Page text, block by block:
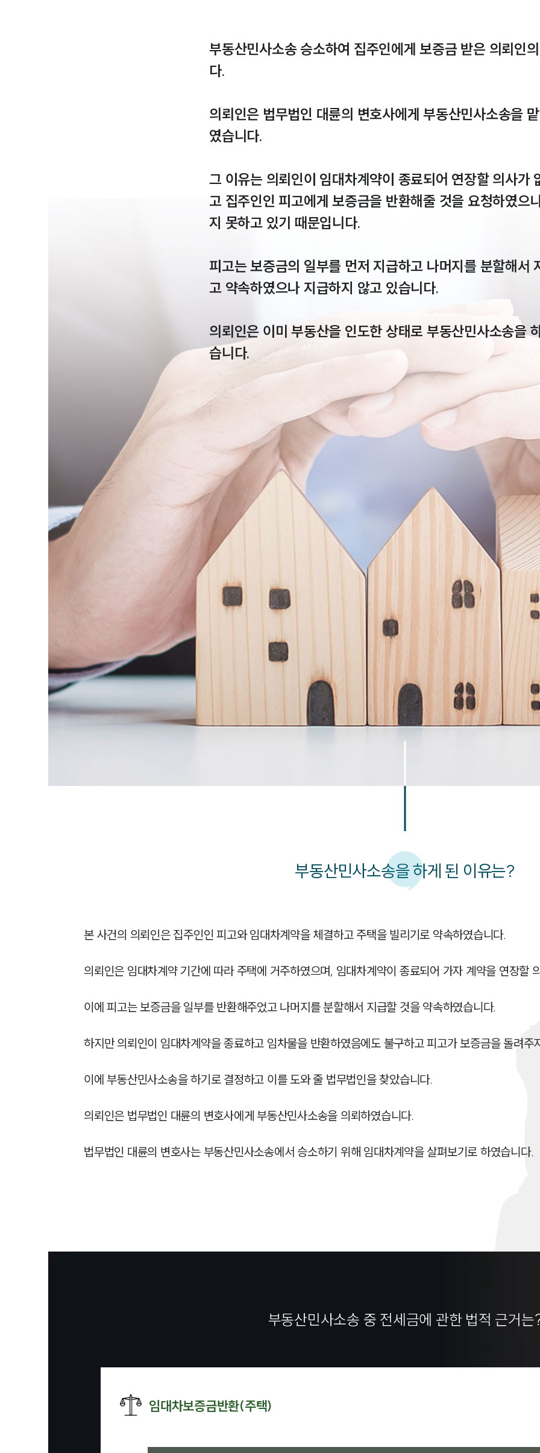
부동산민사소송 승소하여 집주인에게 보증금 받은 의뢰인
다.
의뢰인은 법무법인 대륜의 변호사에게 부동산민사소송을
였습니다.
그 이유는 의뢰인이 임대차계약이 종료되어 연장할 의사가
고 집주인인 피고에게 보증금을 반환해줄 것을 요청하였으
지 못하고 있기 때문입니다.
피고는 보증금의 일부를 먼저 지급하고 나머지를 분할해서
고 약속하였으나 지급하지 않고 있습니다.
의뢰인은 이미 부동산을 인도한 상태로 부동산민사소송을
습니다.
부동산민사소송을 하게 된 이유는?
본 사건의 의뢰인은 집주인인 피고와 임대차계약을 체결하고 주택을 빌리기로 약속하였습니다.
의뢰인은 임대차계약 기간에 따라 주택에 거주하였으며, 임대차계약이 종료되어 가자 계약을 연장할
이에 피고는 보증금을 일부를 반환해주었고 나머지를 분할해서 지급할 것을 약속하였습니다.
하지만 의뢰인이 임대차계약을 종료하고 임차물을 반환하였음에도 불구하고 피고가 보증금을 돌려주
이에 부동산민사소송을 하기로 결정하고 이를 도와 줄 법무법인을 찾았습니다.
의뢰인은 법무법인 대륜의 변호사에게 부동산민사소송을 의뢰하였습니다.
법무법인 대륜의 변호사는 부동산민사소송에서 승소하기 위해 임대차계약을 살펴보기로 하였습니다.
부동산민사소송 중 전세금에 관한 법적 근거는
임대차보증금반환(주택)